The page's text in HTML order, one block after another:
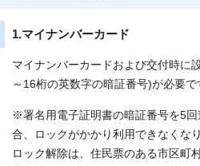
1.マイナンバーカード
マイナンバーカードおよび交付時に
～16桁の英数字の暗証番号)が必要で
※署名用電子証明書の暗証番号を5
合、ロックがかかり利用できなくなり
ロック解除は、住民票のある市区町